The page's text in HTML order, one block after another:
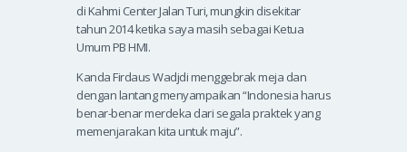
di Kahmi Center Jalan Turi, mungkin disekitar
tahun 2014 ketika saya masih sebagai Ketua
Umum PB HMI.
Kanda Firdaus Wadjdi menggebrak meja dan
dengan lantang menyampaikan “Indonesia harus
benar-benar merdeka dari segala praktek yang
memenjarakan kita untuk maju”.